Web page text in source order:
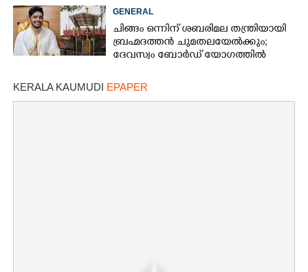
GENERAL
ചിങ്ങം ഒന്നിന് ശബരിമല തന്ത്രിയായി
ബ്രഹ്മദത്തൻ ചുമതലയേൽക്കും;
ദേവസ്വം ബോർഡ് യോഗത്തിൽ
KERALA KAUMUDI EPAPER